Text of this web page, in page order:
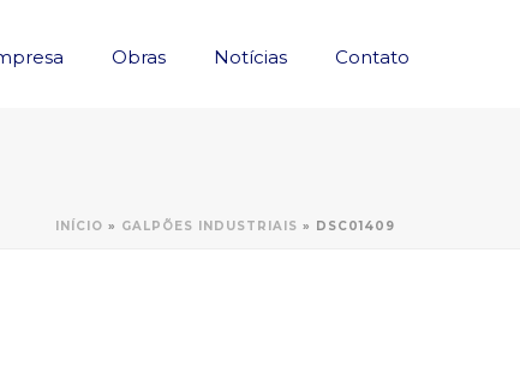
Obras Notícias Contato
INÍCIO » GALPÕES INDUSTRIAIS » DSC01409